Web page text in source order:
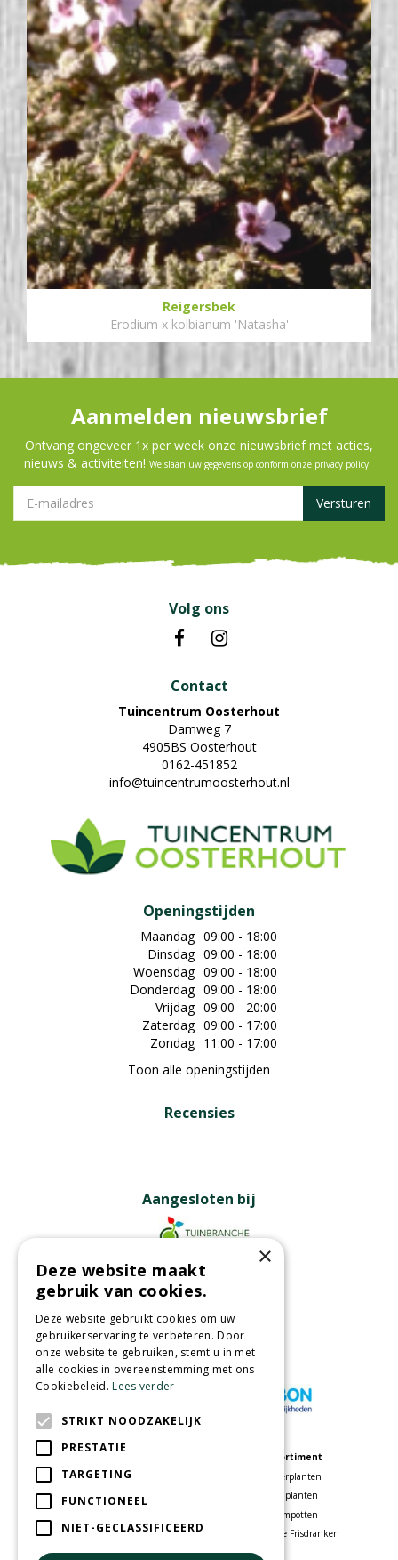
Reigersbek
Erodium x kolbianum 'Natasha'
Aanmelden nieuwsbrief
Ontvang ongeveer 1x per week onze nieuwsbrief met acties,
nieuws & activiteiten! We slaan uw gegevens op conform onze privacy policy.
Volg ons
Contact
Tuincentrum Oosterhout
Damweg 7
4905BS Oosterhout
0162-451852
info@tuincentrumoosterhout.nl
Openingstijden
Maandag 09:00 - 18:00
Dinsdag 09:00 - 18:00
Woensdag 09:00 - 18:00
Donderdag 09:00 - 18:00
Vrijdag 09:00 - 20:00
Zaterdag 09:00 - 17:00
Zondag 11:00 - 17:00
Toon alle openingstijden
Recensies
Aangesloten bij
Partners
Wij accepteren
Tuincentrum
Speelparadijs
Woonwinkel
Assortiment
Kamerplanten
Tuinplanten
Bloempotten
Voordelige Frisdranken
×
Deze website maakt
gebruik van cookies.
Deze website gebruikt cookies om uw
gebruikerservaring te verbeteren. Door
onze website te gebruiken, stemt u in met
alle cookies in overeenstemming met ons
Cookiebeleid.Lees verder
STRIKT NOODZAKELIJK
PRESTATIE
TARGETING
FUNCTIONEEL
NIET-GECLASSIFICEERD